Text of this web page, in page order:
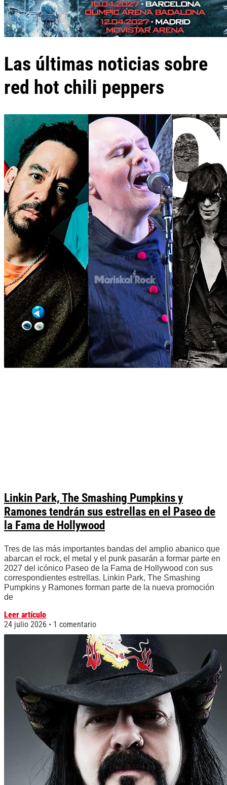
Las últimas noticias sobre
red hot chili peppers
Linkin Park, The Smashing Pumpkins y
Ramones tendrán sus estrellas en el Paseo de
la Fama de Hollywood
Tres de las más importantes bandas del amplio abanico que
abarcan el rock, el metal y el punk pasarán a formar parte en
2027 del icónico Paseo de la Fama de Hollywood con sus
correspondientes estrellas. Linkin Park, The Smashing
Pumpkins y Ramones forman parte de la nueva promoción
de
Leer artículo
24 julio 2026
1 comentario